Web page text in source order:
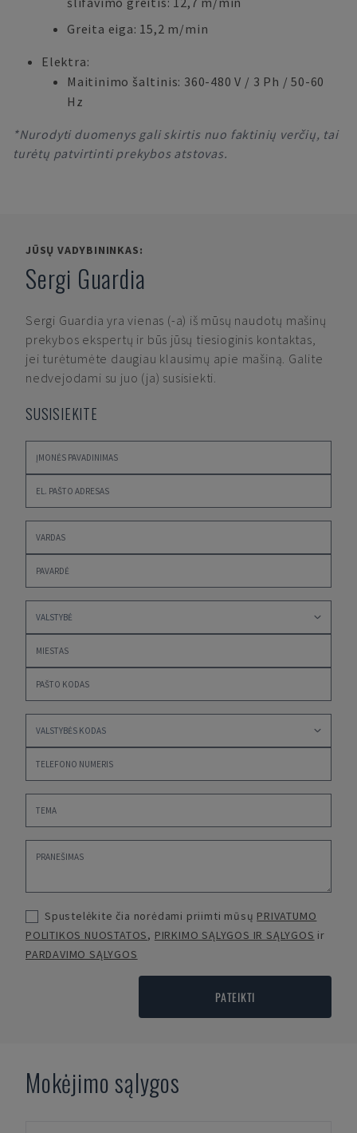
Greita eiga: 15,2 m/min
Elektra:
Maitinimo šaltinis: 360-480 V / 3 Ph / 50-60
Hz
*Nurodyti duomenys gali skirtis nuo faktinių verčių, tai
turėtų patvirtinti prekybos atstovas.
JŪSŲ VADYBININKAS:
Sergi Guardia
Sergi Guardia yra vienas (-a) iš mūsų naudotų mašinų
prekybos ekspertų ir būs jūsų tiesioginis kontaktas,
jei turėtumėte daugiau klausimų apie mašiną. Galite
nedvejodami su juo (ja) susisiekti.
SUSISIEKITE
Spustelėkite čia norėdami priimti mūsų PRIVATUMO
POLITIKOS NUOSTATOS, PIRKIMO SĄLYGOS IR SĄLYGOS ir
PARDAVIMO SĄLYGOS
PATEIKTI
Mokėjimo sąlygos